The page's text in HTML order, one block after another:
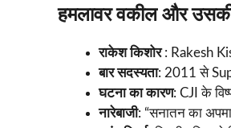
हमलावर वकील और
राकेश किशोर: Rakesh
बार सदस्यता: 2011 से
घटना का कारण: CJI के
नारेबाजी: “सनातन का